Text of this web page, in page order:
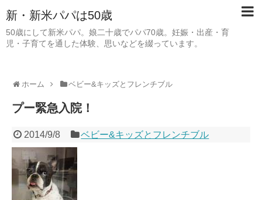
新・新米パパは50歳
50歳にして新米パパ。娘二十歳でパパ70歳。妊娠・出産・育
児・子育てを通した体験、思いなどを綴っています。
ホーム ベビー&キッズとフレンチブル
プー緊急入院！
2014/9/8 ベビー&キッズとフレンチブル